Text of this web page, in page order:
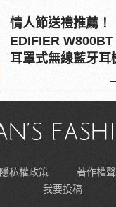
情人節送禮推薦！
EDIFIER
耳罩式無線藍牙耳
隱私權政策 著作權
我要投稿